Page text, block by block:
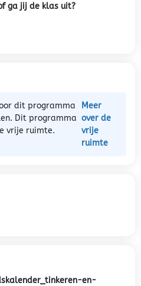
ga jij de klas uit?
dit programma
Dit programma
vrije ruimte.
Meer
over de
vrije
ruimte
en-